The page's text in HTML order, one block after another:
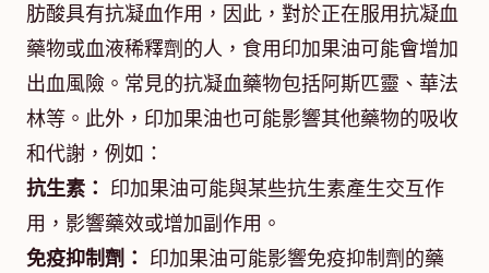
肪酸具有抗凝血作用，因此，對於正在服用抗凝血
藥物或血液稀釋劑的人，食用印加果油可能會增加
出血風險。常見的抗凝血藥物包括阿斯匹靈、華法
林等。此外，印加果油也可能影響其他藥物的吸收
和代謝，例如：
抗生素： 印加果油可能與某些抗生素產生交互作
用，影響藥效或增加副作用。
免疫抑制劑： 印加果油可能影響免疫抑制劑的藥